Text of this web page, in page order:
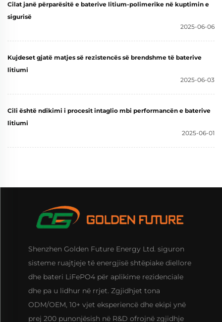
Touch
Cilat janë përparësitë e baterive litium-polimerike në kuptimin e
sigurisë
2025-06-06
Kujdeset gjatë matjes së rezistencës së brendshme të baterive
litiumi
2025-06-03
Cili është ndikimi i procesit intaglio mbi performancën e baterive
litiumi
2025-06-01
Shenzhen Golden Future Energy Ltd. siguron
sisteme ruajtjeje të energjisë shtëpiake diellore
dhe bateri LiFePO4 për aplikime rezidenciale
dhe pa u lidhur në rrjet. Zgjidhjet tona
ODM/OEM, 10+ vjet eksperiencë dhe ekipi ynë
prej 200 punonjësish në R&D ofrojnë zgjidhje